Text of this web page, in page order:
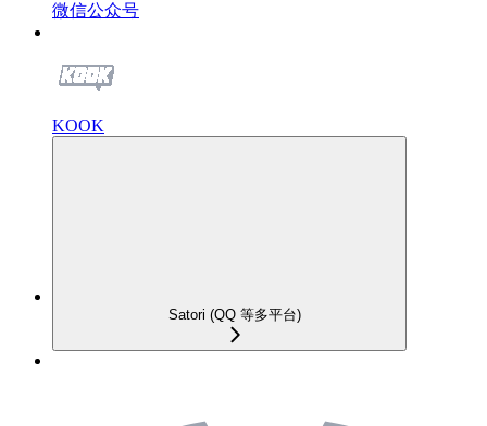
微信公众号
KOOK
Satori (QQ 等多平台)